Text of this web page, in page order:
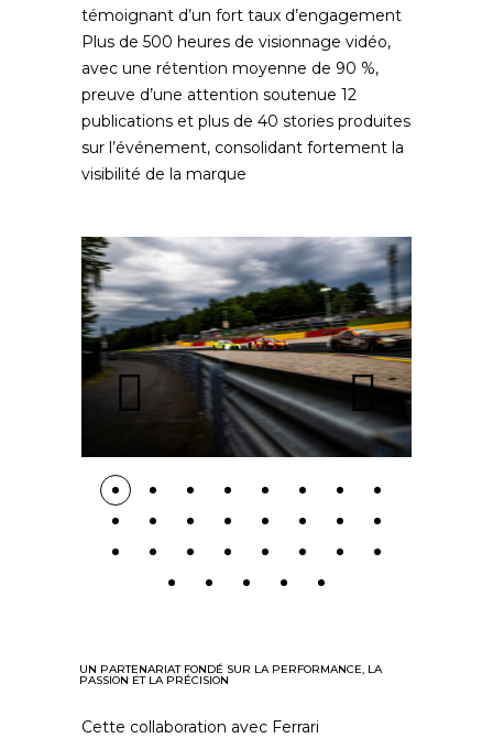
témoignant d’un fort taux d’engagement
Plus de 500 heures de visionnage vidéo,
avec une rétention moyenne de 90 %,
preuve d’une attention soutenue 12
publications et plus de 40 stories produites
sur l’événement, consolidant fortement la
visibilité de la marque
UN PARTENARIAT FONDÉ SUR LA PERFORMANCE, LA
PASSION ET LA PRÉCISION
Cette collaboration avec Ferrari